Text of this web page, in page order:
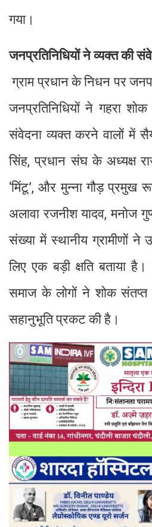
गया।
जनप्रतिनिधियों ने व्यक्त की
ग्राम प्रधान के निधन पर
जनप्रतिनिधियों ने गहरा
संवेदना व्यक्त करने वालों में
सिंह, प्रधान संघ के अध्यक्ष
‘मिंटू’, और मुन्ना गौड़
अलावा रजनीश यादव, मनोज
संख्या में स्थानीय ग्रामीणों
लिए एक बड़ी क्षति बताया
समाज के लोगों ने शोक संतप्त
सहानुभूति प्रकट की है।